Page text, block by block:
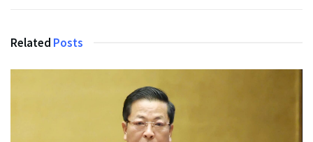
Related Posts